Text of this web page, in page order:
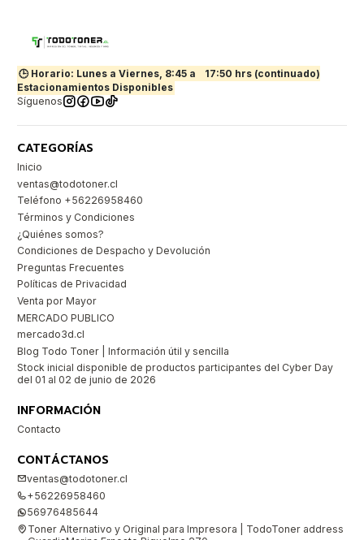
🕒 Horario: Lunes a Viernes, 8:45 a
17:50 hrs (continuado)
Estacionamientos Disponibles
Síguenos
CATEGORÍAS
Inicio
ventas@todotoner.cl
Teléfono +56226958460
Términos y Condiciones
¿Quiénes somos?
Condiciones de Despacho y Devolución
Preguntas Frecuentes
Políticas de Privacidad
Venta por Mayor
MERCADO PUBLICO
mercado3d.cl
Blog Todo Toner | Información útil y sencilla
Stock inicial disponible de productos participantes del Cyber Day
del 01 al 02 de junio de 2026
INFORMACIÓN
Contacto
CONTÁCTANOS
ventas@todotoner.cl
+56226958460
56976485644
Toner Alternativo y Original para Impresora | TodoToner address